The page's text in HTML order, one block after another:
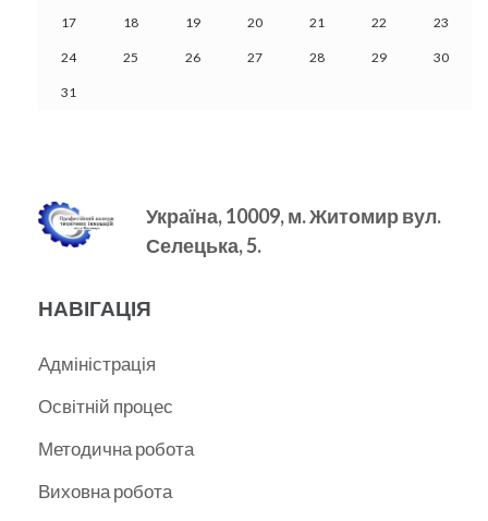
17 18 19 20 21 22 23
24 25 26 27 28 29 30
31
Україна, 10009, м.Житомир вул.
Селецька, 5.
НАВІГАЦІЯ
Адміністрація
Освітній процес
Методична робота
Виховна робота